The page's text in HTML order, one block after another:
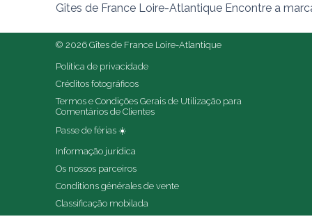
Gîtes de France Loire-Atlantique Encontre a
© 2026 Gîtes de France Loire-Atlantique
Política de privacidade
Créditos fotográficos
Termos e Condições Gerais de Utilização para
Comentários de Clientes
Passe de férias ☀️
Informação jurídica
Os nossos parceiros
Conditions générales de vente
Classificação mobilada